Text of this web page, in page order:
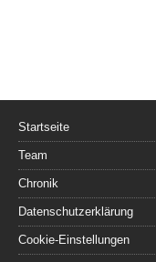
Startseite
Team
Chronik
Datenschutzerklärung
Cookie-Einstellungen